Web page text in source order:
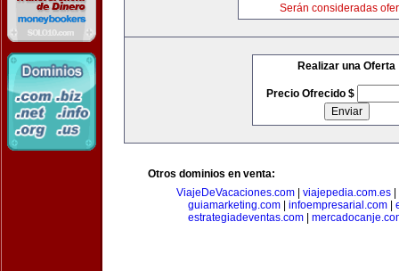
Serán consideradas
Realizar una Oferta
Precio Ofrecido $
Otros dominios en venta:
ViajeDeVacaciones.com
viajepedia.com.es
guiamarketing.com| infoempresarial.com|
estrategiadeventas.com|